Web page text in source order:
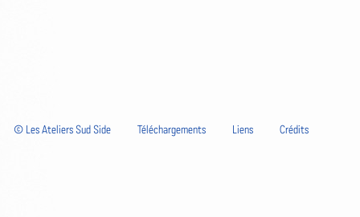
© Les Ateliers Sud Side Téléchargements Liens Crédits